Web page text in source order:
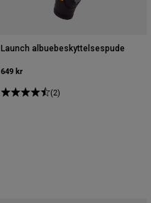
Launch albuebeskyttelsespude
649 kr
(2)